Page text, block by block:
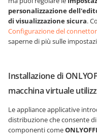
personalizzazione
di visualizzazione sicura.
Configurazione del
saperne di più sulle
Installazione di
macchina virtuale
Le appliance applicative
distribuzione che consente
componenti come